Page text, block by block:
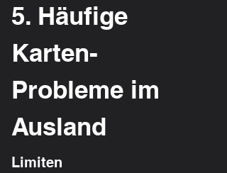
5. Häufige
Karten-
Probleme im
Ausland
Limiten